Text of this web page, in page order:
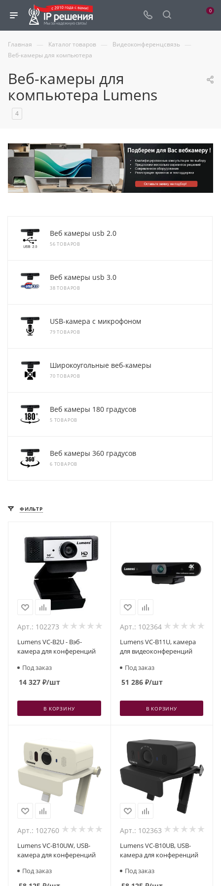
0
Главная — Каталог товаров — Видеоконференцсвязь —
Веб-камеры для компьютера
Веб-камеры для
компьютера Lumens
4
Веб камеры usb 2.0
56 ТОВАРОВ
Веб камеры usb 3.0
38 ТОВАРОВ
USB-камера с микрофоном
79 ТОВАРОВ
Широкоугольные веб-камеры
70 ТОВАРОВ
Веб камеры 180 градусов
5 ТОВАРОВ
Веб камеры 360 градусов
6 ТОВАРОВ
ФИЛЬТР
Арт.: 102273
Lumens VC-B2U - Вэб-
камера для конференций
Под заказ
14 327 ₽/шт
В КОРЗИНУ
Арт.: 102364
Lumens VC-B11U, камера
для видеоконференций
Под заказ
51 286₽/шт
В КОРЗИНУ
Арт.: 102760
Lumens VC-B10UW, USB-
камера для конференций
Под заказ
Арт.: 102363
Lumens VC-B10UB, USB-
камера для конференций
Под заказ